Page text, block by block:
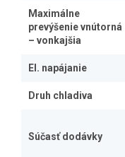
Maximálne
prevýšenie vnútorná
– vonkajšia
El. napájanie
Druh chladiva
Súčasť dodávky